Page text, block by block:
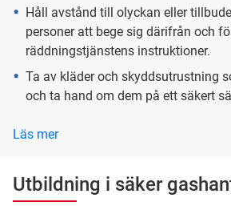
Håll avstånd till olyckan eller
personer att bege sig därifrån och
räddningstjänstens instruktioner.
Ta av kläder och skyddsutrustning
och ta hand om dem på ett säkert
Läs mer
Utbildning i säker